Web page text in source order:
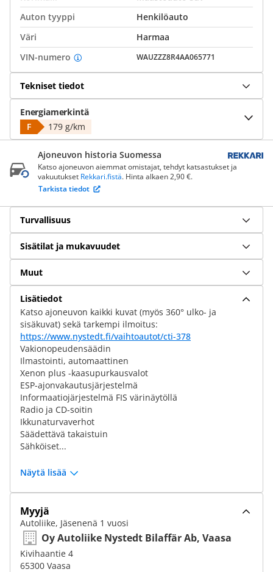
Auton tyyppi
Henkilöauto
Väri
Harmaa
VIN-numero
WAUZZZ8R4AA065771
Tekniset tiedot
Energiamerkintä
F
179 g/km
Ajoneuvon historia Suomessa
Katso ajoneuvon aiemmat omistajat, tehdyt katsastukset ja
vakuutukset Rekkari.fistä. Hinta alkaen 2,90 €.
Tarkista tiedot
Turvallisuus
Sisätilat ja mukavuudet
Muut
Lisätiedot
Katso ajoneuvon kaikki kuvat (myös 360° ulko- ja
sisäkuvat) sekä tarkempi ilmoitus:
https://www.nystedt.fi/vaihtoautot/cti-378
Vakionopeudensäädin
Ilmastointi, automaattinen
Xenon plus -kaasupurkausvalot
ESP-ajonvakautusjärjestelmä
Informaatiojärjestelmä FIS värinäytöllä
Radio ja CD-soitin
Ikkunaturvaverhot
Säädettävä takaistuin
Sähköiset...
Näytä lisää
Myyjä
Autoliike, Jäsenenä 1 vuosi
Oy Autoliike Nystedt Bilaffär Ab, Vaasa
Kivihaantie 4
65300 Vaasa